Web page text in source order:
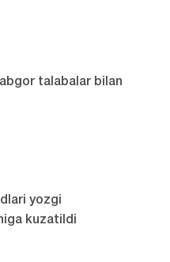
talabalar bilan
yozgi
kuzatildi